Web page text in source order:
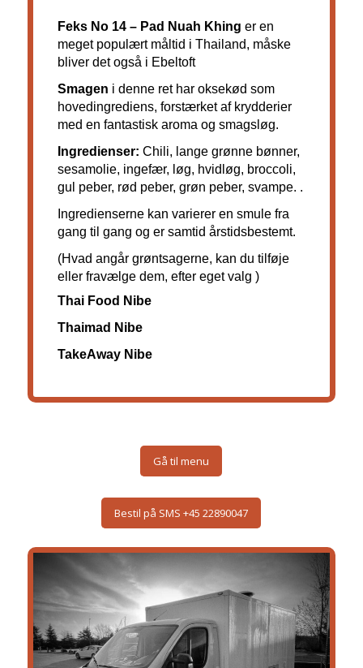
Feks No 14 – Pad Nuah Khing er en
meget populært måltid i Thailand, måske
bliver det også i Ebeltoft
Smagen i denne ret har oksekød som
hovedingrediens, forstærket af krydderier
med en fantastisk aroma og smagsløg.
Ingredienser: Chili, lange grønne bønner,
sesamolie, ingefær, løg, hvidløg, broccoli,
gul peber, rød peber, grøn peber, svampe. .
Ingrediensernekan varierer en smule fra
gang til gang og er samtid årstidsbestemt.
(Hvad angår grøntsagerne, kan du tilføje
eller fravælge dem, efter eget valg )
Thai Food Nibe
Thaimad Nibe
TakeAway Nibe
Gå til menu
Bestil på SMS +45 22890047